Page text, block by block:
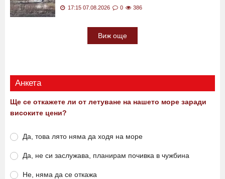
17:15 07.08.2026 0 386
Виж още
Анкета
Ще се откажете ли от летуване на нашето море заради
високите цени?
Да, това лято няма да ходя на море
Да, не си заслужава, планирам почивка в чужбина
Не, няма да се откажа